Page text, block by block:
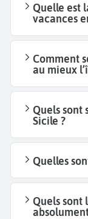
Quelle est
vacances
Comment
au mieux
Quels sont
Sicile ?
Quelles
Quels sont